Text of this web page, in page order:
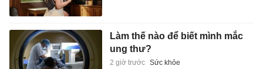
Làm thế nào để biết mình mắc
ung thư?
2 giờ trước Sức khỏe